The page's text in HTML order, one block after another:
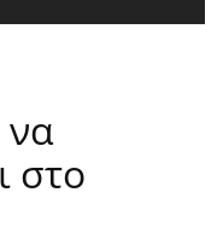
να
στο